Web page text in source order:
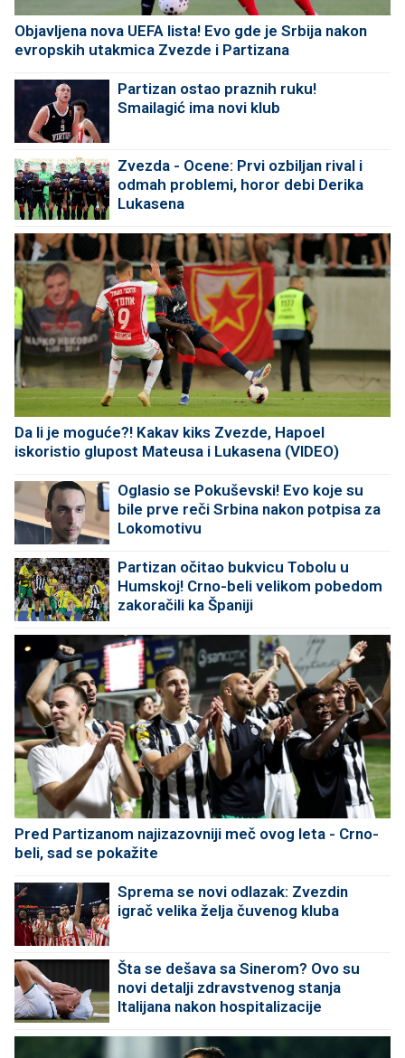
Objavljena nova UEFA lista! Evo gde je Srbija nakon
evropskih utakmica Zvezde i Partizana
Partizan ostao praznih ruku!
Smailagić ima novi klub
Zvezda - Ocene: Prvi ozbiljan rival i
odmah problemi, horor debi Derika
Lukasena
Da li je moguće?! Kakav kiks Zvezde, Hapoel
iskoristio glupost Mateusa i Lukasena (VIDEO)
Oglasio se Pokuševski! Evo koje su
bile prve reči Srbina nakon potpisa za
Lokomotivu
Partizan očitao bukvicu Tobolu u
Humskoj! Crno-beli velikom pobedom
zakoračili ka Španiji
Pred Partizanom najizazovniji meč ovog leta - Crno-
beli, sad se pokažite
Sprema se novi odlazak: Zvezdin
igrač velika želja čuvenog kluba
Šta se dešava sa Sinerom? Ovo su
novi detalji zdravstvenog stanja
Italijana nakon hospitalizacije